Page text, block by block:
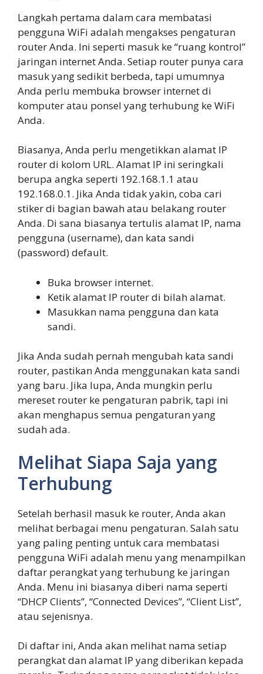
Langkah pertama dalam cara membatasi
pengguna WiFi adalah mengakses pengaturan
router Anda. Ini seperti masuk ke “ruang kontrol”
jaringan internet Anda. Setiap router punya cara
masuk yang sedikit berbeda, tapi umumnya
Anda perlu membuka browser internet di
komputer atau ponsel yang terhubung ke WiFi
Anda.
Biasanya, Anda perlu mengetikkan alamat IP
router di kolom URL. Alamat IP ini seringkali
berupa angka seperti 192.168.1.1 atau
192.168.0.1. Jika Anda tidak yakin, coba cari
stiker di bagian bawah atau belakang router
Anda. Di sana biasanya tertulis alamat IP, nama
pengguna (username), dan kata sandi
(password) default.
Buka browser internet.
Ketik alamat IP router di bilah alamat.
Masukkan nama pengguna dan kata
sandi.
Jika Anda sudah pernah mengubah kata sandi
router, pastikan Anda menggunakan kata sandi
yang baru. Jika lupa, Anda mungkin perlu
mereset router ke pengaturan pabrik, tapi ini
akan menghapus semua pengaturan yang
sudah ada.
Melihat Siapa Saja yang
Terhubung
Setelah berhasil masuk ke router, Anda akan
melihat berbagai menu pengaturan. Salah satu
yang paling penting untuk cara membatasi
pengguna WiFi adalah menu yang menampilkan
daftar perangkat yang terhubung ke jaringan
Anda. Menu ini biasanya diberi nama seperti
“DHCP Clients”, “Connected Devices”, “Client List”,
atau sejenisnya.
Di daftar ini, Anda akan melihat nama setiap
perangkat dan alamat IP yang diberikan kepada